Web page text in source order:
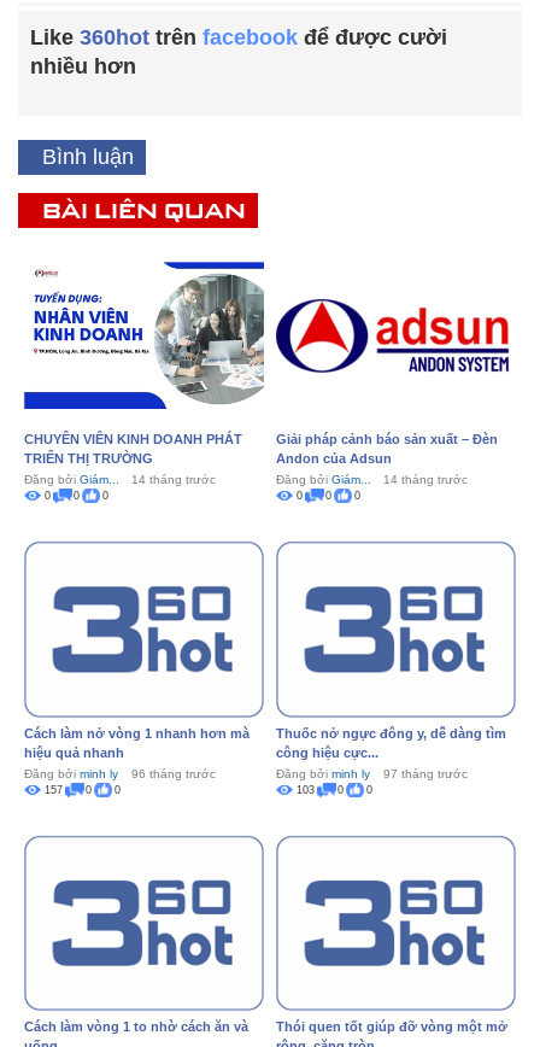
Like 360hot trên facebook để được cười
nhiều hơn
Bình luận
BÀI LIÊN QUAN
CHUYÊN VIÊN KINH DOANH PHÁT
TRIỂN THỊ TRƯỜNG
Đăng bởi Giám... 14 tháng trước
0 0 0
Giải pháp cảnh báo sản xuất – Đèn
Andon của Adsun
Đăng bởi Giám... 14 tháng trước
0 0 0
Cách làm nở vòng 1 nhanh hơn mà
hiệu quả nhanh
Đăng bởi minh ly 96 tháng trước
157 0 0
Thuốc nở ngực đông y, dễ dàng tìm
công hiệu cực...
Đăng bởi minh ly 97 tháng trước
103 0 0
Cách làm vòng 1 to nhờ cách ăn và
Thói quen tốt giúp đỡ vòng một mở